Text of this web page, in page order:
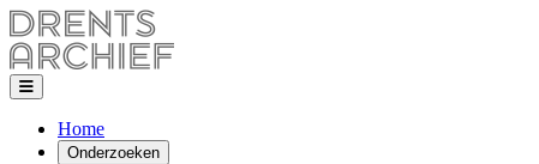
Home
Onderzoeken